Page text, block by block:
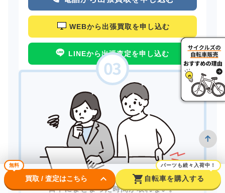
WEBから出張買取を申し込む
LINEから出張査定を申し込む
日中にまとまった時間が取れない。
無料
買取 / 査定はこちら keyboard_arrow_down shopping_cart
パーツも続々入荷中！
自転車を購入する